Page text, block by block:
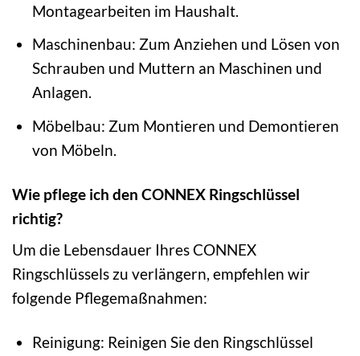
Montagearbeiten im Haushalt.
Maschinenbau: Zum Anziehen und Lösen von
Schrauben und Muttern an Maschinen und
Anlagen.
Möbelbau: Zum Montieren und Demontieren
von Möbeln.
Wie pflege ich den CONNEX Ringschlüssel
richtig?
Um die Lebensdauer Ihres CONNEX
Ringschlüssels zu verlängern, empfehlen wir
folgende Pflegemaßnahmen:
Reinigung: Reinigen Sie den Ringschlüssel